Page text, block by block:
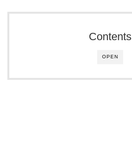
OPEN
Contents